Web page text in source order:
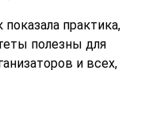
практика,
полезны для
и всех,